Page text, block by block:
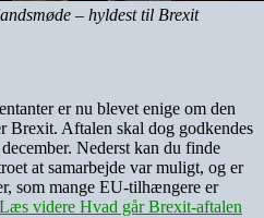
– hyldest til Brexit
er nu blevet enige om den
Brexit. Aftalen skal dog godkendes
Nederst kan du finde
at samarbejde var muligt, og er
som mange EU-tilhængere er
Læs videre Hvad går Brexit-aftalen